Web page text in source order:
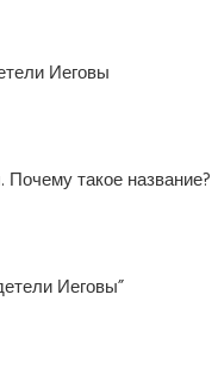
Иеговы
такое название?
Иеговы”